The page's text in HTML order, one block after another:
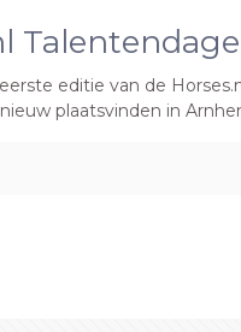
editie van de
plaatsvinden in